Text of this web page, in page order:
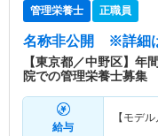
管理栄養士 正職員
名称非公開 ※詳細
【東京都／中野区】
院での管理栄養士募集
給与
【モデル